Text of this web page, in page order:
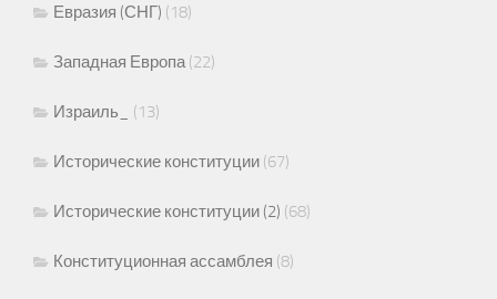
Евразия (СНГ) (18)
Западная Европа(22)
Израиль_ (13)
Исторические конституции (67)
Исторические конституции (2) (68)
Конституционная ассамблея (8)